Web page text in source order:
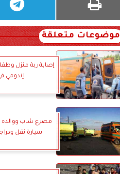
موضوعات متعلقة
إصابة ربة منزل
إندومي
مصرع شاب ووالده
سيارة نقل